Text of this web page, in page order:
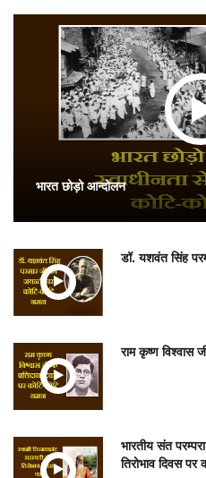
भारत छोड़ो आन्दोलन
डॉ. यशवंत सिंह
राम कृष्ण विश्वास
भारतीय संत
तिरोभाव दिवस पर